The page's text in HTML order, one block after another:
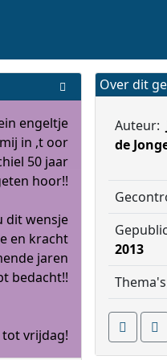
engeltje
in ,t oor
50 jaar
hoor!!
dit wensje
en kracht
jaren
bedacht!!
vrijdag!
Over dit
Auteur:
de
2013